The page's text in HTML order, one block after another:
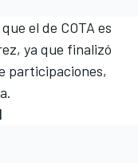
el de COTA es
ya que finalizó
participaciones,